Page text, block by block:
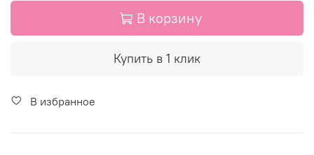
В корзину
Купить в 1 клик
В избранное